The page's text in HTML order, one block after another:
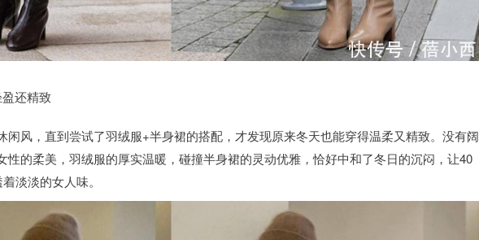
还精致
闲风，直到尝试了羽绒服+半身裙的搭配，才发现原来冬天也能穿得温柔又精致。没有阔
性的柔美，羽绒服的厚实温暖，碰撞半身裙的灵动优雅，恰好中和了冬日的沉闷，让40
淡淡的女人味。